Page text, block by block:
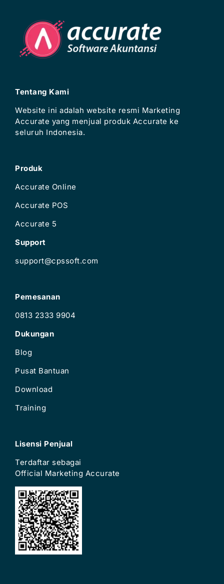
Tentang Kami
Website ini adalah website resmi Marketing
Accurate yang menjual produk Accurate ke
seluruh Indonesia.
Produk
Accurate Online
Accurate POS
Accurate 5
Support
support@cpssoft.com
Pemesanan
0813 2333 9904
Dukungan
Blog
Pusat Bantuan
Download
Training
Lisensi Penjual
Terdaftar sebagai
Official Marketing Accurate